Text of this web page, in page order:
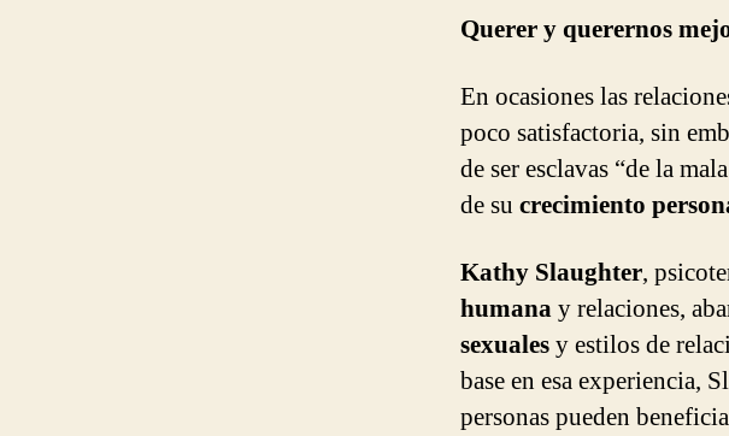
Querer y querernos
En ocasiones las
poco satisfactoria, sin
de ser esclavas “de la
de su crecimiento
Kathy Slaughter,
humanay relaciones,
sexualesy estilos de
base en esa experiencia,
personas pueden